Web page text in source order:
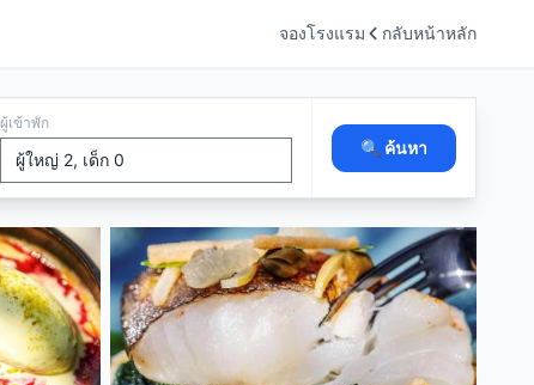
จองโรงแรม กลับหน้าหลัก
ผู้เข้าพัก
🔍 ค้นหา